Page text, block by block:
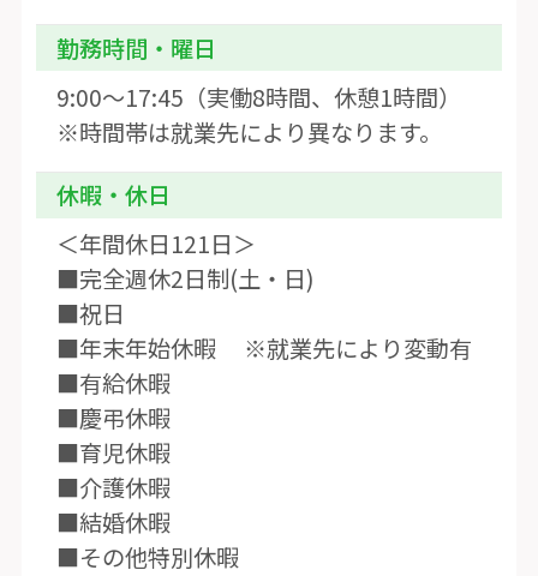
勤務時間・曜日
9:00〜17:45（実働8時間、休憩1時間）
※時間帯は就業先により異なります。
休暇・休日
＜年間休日121日＞
■完全週休2日制(土・日)
■祝日
■年末年始休暇 ※就業先により変動有
■有給休暇
■慶弔休暇
■育児休暇
■介護休暇
■結婚休暇
■その他特別休暇